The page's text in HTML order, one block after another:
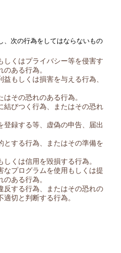
、次の行為をしてはならないもの
くはプライバシー等を侵害す
ある行為。
もしくは損害を与える行為、
その恐れのある行為。
結びつく行為、またはその恐れ
録する等、虚偽の申告、届出
する行為、またはその準備を
くは信用を毀損する行為。
なプログラムを使用もしくは提
ある行為。
反する行為、またはその恐れの
切と判断する行為。